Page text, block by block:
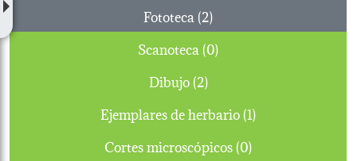
Fototeca (2)
Scanoteca (0)
Dibujo (2)
Ejemplares de herbario (1)
Cortes microscópicos (0)